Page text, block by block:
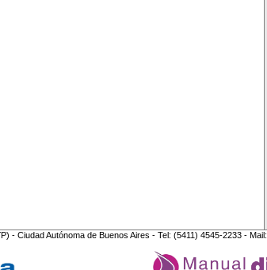
- Ciudad Autónoma de Buenos Aires - Tel: (5411) 4545-2233 - Mail: